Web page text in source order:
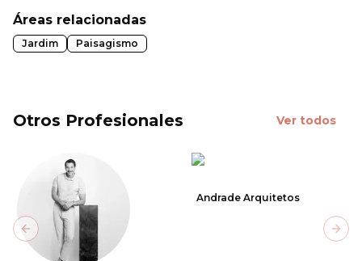
Áreas relacionadas
Jardim Paisagismo
Otros Profesionales Ver todos
Andrade Arquitetos
Previous slide